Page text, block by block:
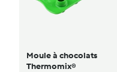
Moule à chocolats
Thermomix®